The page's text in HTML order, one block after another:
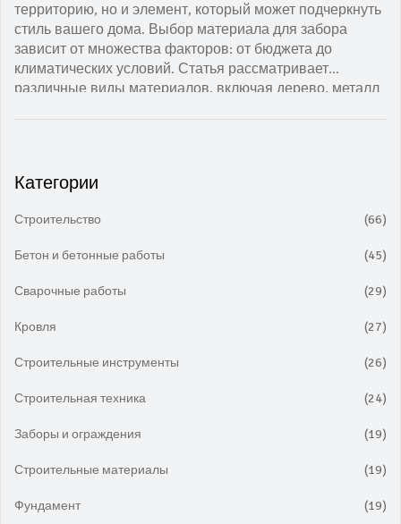
территорию, но и элемент, который может подчеркнуть
стиль вашего дома. Выбор материала для забора
зависит от множества факторов: от бюджета до
климатических условий. Статья рассматривает
различные виды материалов, включая дерево, металл
Категории
Строительство (66)
Бетон и бетонные работы (45)
Сварочные работы (29)
Кровля (27)
Строительные инструменты (26)
Строительная техника (24)
Заборы и ограждения (19)
Строительные материалы (19)
Фундамент (19)